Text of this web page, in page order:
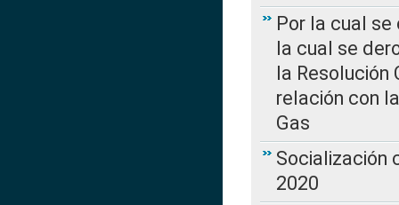
Por la cual
la cual se
la Resolución
relación con
Gas
Socialización
2020